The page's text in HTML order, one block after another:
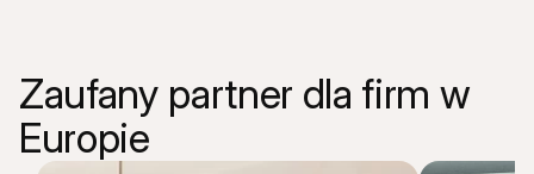
Zaufany partner dla firm w
Europie